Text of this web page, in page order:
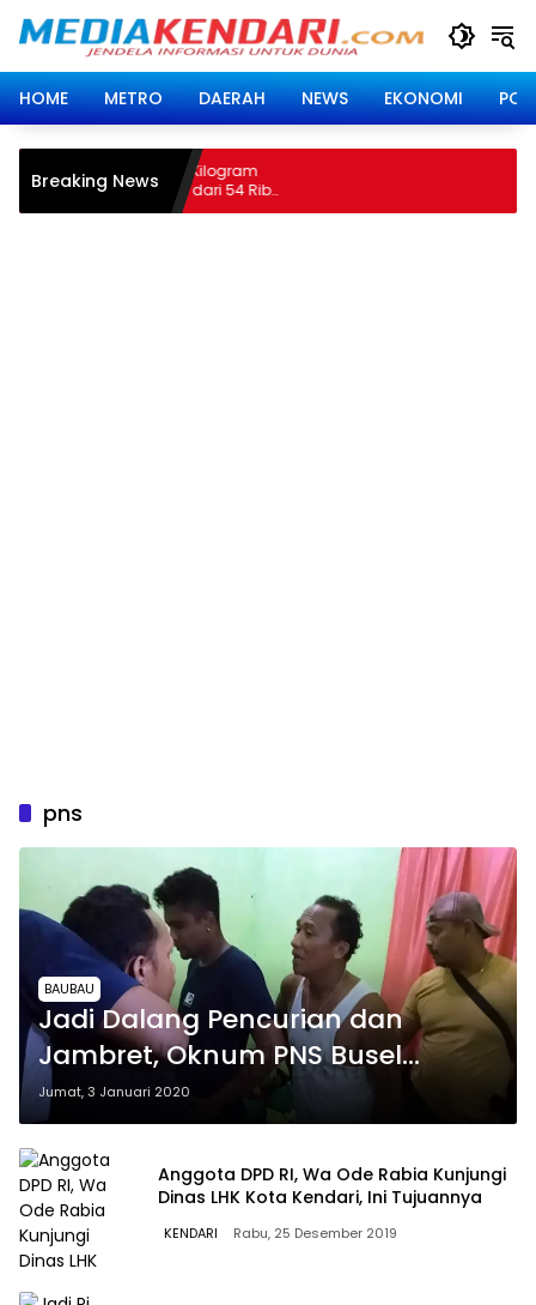
HOME
METRO DAERAH NEWS EKONOMI
Breaking News
Ditlantas Polda Sultra Edukasi
Pengemudi Angkutan Barang,
Kelaikan Kendaraan Demi
pns
BAUBAU
Jadi Dalang Pencurian dan
Jambret, Oknum PNS Busel
Ditangkap
Jumat, 3 Januari 2020
Anggota DPD RI, Wa Ode Rabia Kunjungi
Dinas LHK Kota Kendari, Ini Tujuannya
KENDARI Rabu, 25 Desember 2019